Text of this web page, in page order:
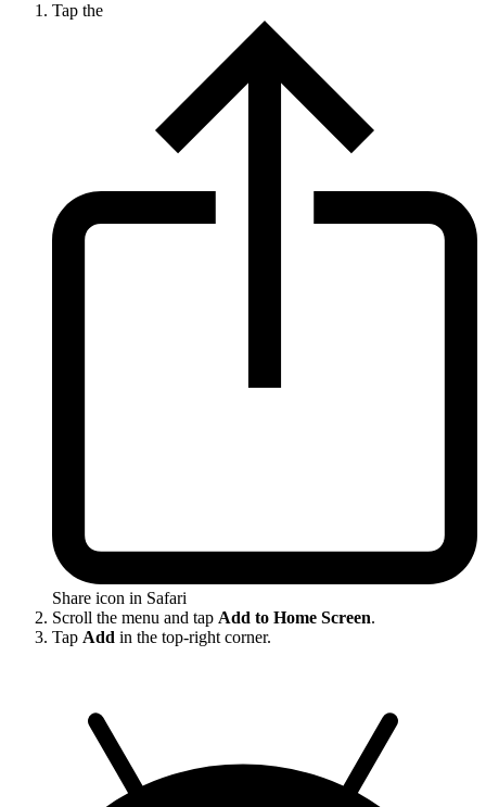
Tap the
Share icon in Safari
Scroll the menu and tap Add to Home Screen.
Tap Add in the top-right corner.